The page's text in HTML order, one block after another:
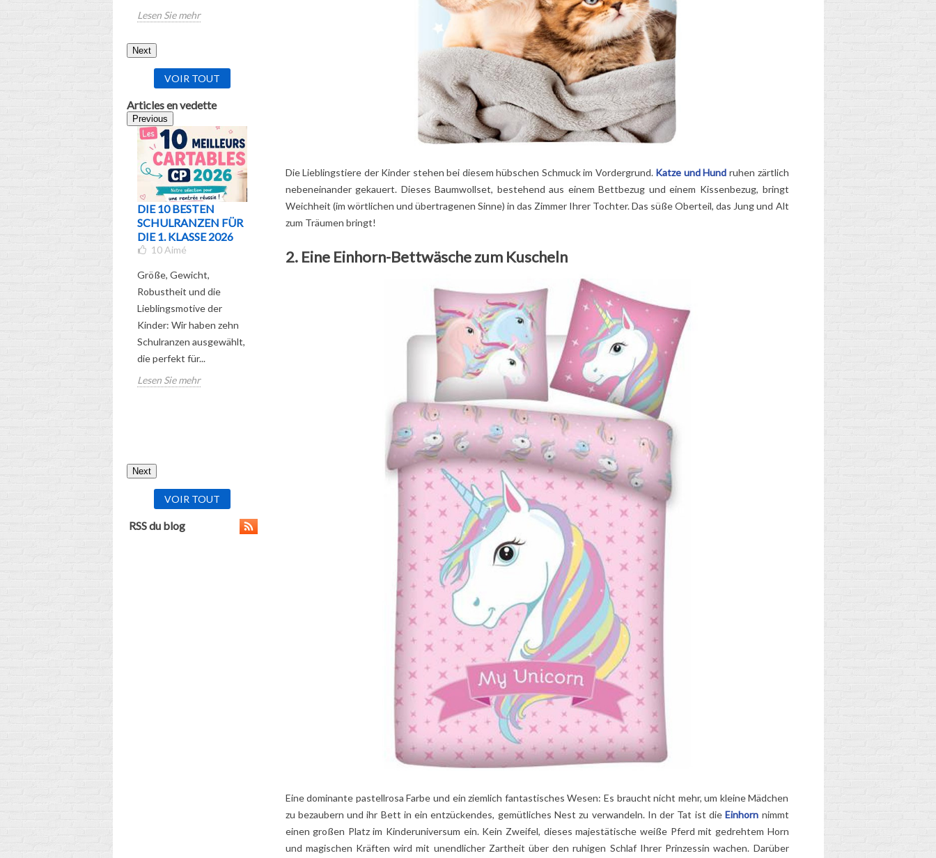
Lesen Sie mehr
Next
VOIR TOUT
Articles en vedette
Previous
DIE 10 BESTEN
SCHULRANZEN FÜR
DIE 1. KLASSE 2026
10 Aimé
Größe, Gewicht,
Robustheit und die
Lieblingsmotive der
Kinder: Wir haben zehn
Schulranzen ausgewählt,
die perfekt für...
Lesen Sie mehr
WELCHER
SCHULRANZEN IST
UND WELCHE
KLASSE GEEIGNET?
TOP 5 BETTWÄSCHE
Das Zimmer Ihres kleinen
wirklich ihre
Persönlichkeit wider... Es
ist an der Zeit, das...
Lesen Sie mehr
STOFFTIERE LES
KINDER SIE (UND
ELTERN AUCH)?
Lustige Tiere, weiche
Texturen, beruhigende
Farben: Entdecken Sie,
warum die Kuscheltiere
Les Déglingos bei
Kindern...
Lesen Sie mehr
WANN SOLLTE DER
altersgerechter... Hat der
Schulranzen Ihres
Kindes ausgedient?
Entdecken Sie die
Anzeichen,...
Lesen Sie mehr
Next
VOIR TOUT
RSS du blog
Die Lieblingstiere der Kinder stehen bei diesem hübschen Schmuck im Vordergrund. Katze und Hund ruhen zärtlich
nebeneinander gekauert. Dieses Baumwollset, bestehend aus einem Bettbezug und einem Kissenbezug, bringt
Weichheit (im wörtlichen und übertragenen Sinne) in das Zimmer Ihrer Tochter. Das süße Oberteil, das Jung und Alt
zum Träumen bringt!
2. Eine Einhorn-Bettwäsche zum Kuscheln
Eine dominante pastellrosa Farbe und ein ziemlich fantastisches Wesen: Es braucht nicht mehr, um kleine Mädchen
zu bezaubern und ihr Bett in ein entzückendes, gemütliches Nest zu verwandeln. In der Tat ist dieEinhorn nimmt
einen großen Platz im Kinderuniversum ein. Kein Zweifel, dieses majestätische weiße Pferd mit gedrehtem Horn
und magischen Kräften wird mit unendlicher Zartheit über den ruhigen Schlaf Ihrer Prinzessin wachen. Darüber